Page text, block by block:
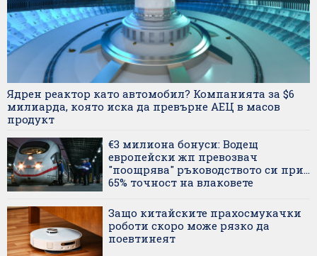
Ядрен реактор като автомобил? Компанията за $6
милиарда, която иска да превърне АЕЦ в масов
продукт
€3 милиона бонуси: Водещ
европейски жп превозвач
"поощрява" ръководството си при...
65% точност на влаковете
Защо китайските прахосмукачки
роботи скоро може рязко да
поевтинеят